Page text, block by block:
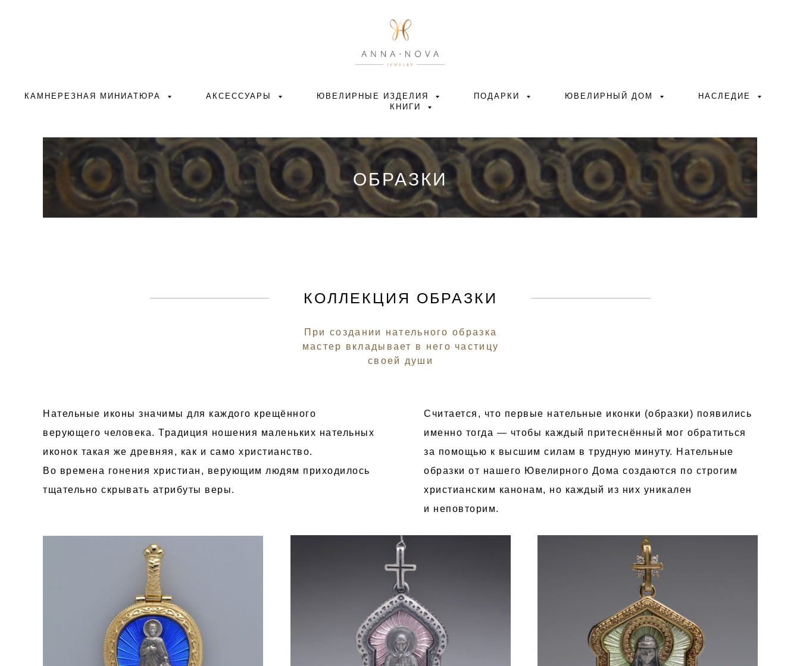
КАМНЕРЕЗНАЯ МИНИАТЮРА АКСЕССУАРЫ ЮВЕЛИРНЫЕ ИЗДЕЛИЯ ПОДАРКИ ЮВЕЛИРНЫЙ ДОМ
НАСЛЕДИЕ
КНИГИ
ОБРАЗКИ
КОЛЛЕКЦИЯ ОБРАЗКИ
При создании нательного образка
мастер вкладывает в него частицу
своей души
Нательные иконы значимы для каждого крещённого
верующего человека. Традиция ношения маленьких нательных
иконок такая же древняя, как и само христианство.
Во времена гонения христиан, верующим людям приходилось
тщательно скрывать атрибуты веры.
Считается, что первые нательные иконки (образки) появились
именно тогда — чтобы каждый притеснённый мог обратиться
за помощью к высшим силам в трудную минуту. Нательные
образки от нашего Ювелирного Дома создаются по строгим
христианским канонам, но каждый из них уникален
и неповторим.